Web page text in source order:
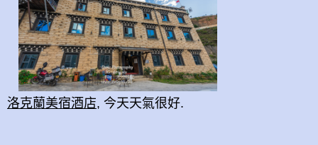
洛克蘭美宿酒店, 今天天氣很好.